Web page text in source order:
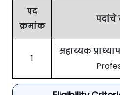
पद
क्रमांक
पदांचे
1
सहाय्यक